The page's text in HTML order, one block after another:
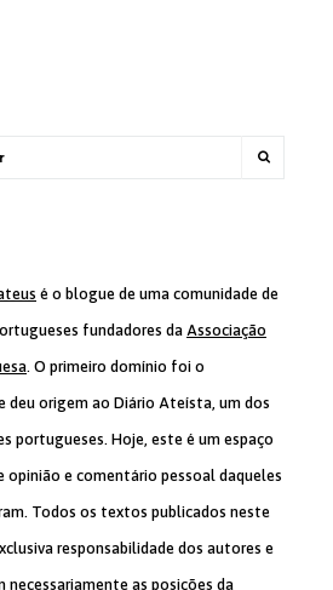
é o blogue de uma comunidade de
fundadores da Associação
. O primeiro domínio foi o
deu origem ao Diário Ateísta, um dos
portugueses. Hoje, este é um espaço
opinião e comentário pessoal daqueles
Todos os textos publicados neste
responsabilidade dos autores e
necessariamente as posições da